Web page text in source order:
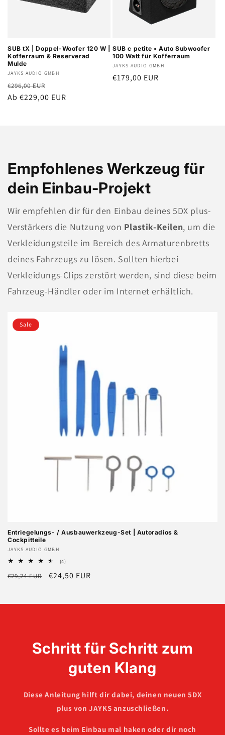
SUB tX | Doppel-Woofer 120 W |
Kofferraum & Reserverad
Mulde
Anbieter:
JAYKS AUDIO GMBH
Normaler
Preis
€296,00 EUR
Ab €229,00 EUR
SUB c petite • Auto Subwoofer
100 Watt für Kofferraum
Anbieter:
JAYKS AUDIO GMBH
Normaler
€179,00 EUR
Empfohlenes Werkzeug für
dein Einbau-Projekt
Wir empfehlen dir für den Einbau deines 5DX plus-
Verstärkers die Nutzung von Plastik-Keilen, um die
Verkleidungsteile im Bereich des Armaturenbretts
deines Fahrzeugs zu lösen. Sollten hierbei
Verkleidungs-Clips zerstört werden, sind diese beim
Fahrzeug-Händler oder im Internet erhältlich.
Sale
Entriegelungs- / Ausbauwerkzeug-Set | Autoradios &
Cockpitteile
Anbieter:
JAYKS AUDIO GMBH
(4)4
insgesamt
Normaler
€29,24 EUR Verkaufspreis
€24,50 EUR
Schritt für Schritt zum
guten Klang
Diese Anleitung hilft dir dabei, deinen neuen 5DX
plus von JAYKS anzuschließen.
Sollte es beim Einbau mal haken oder dir noch